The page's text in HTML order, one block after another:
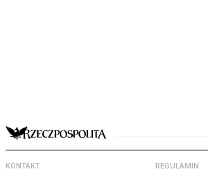
KONTAKT REGULAMIN